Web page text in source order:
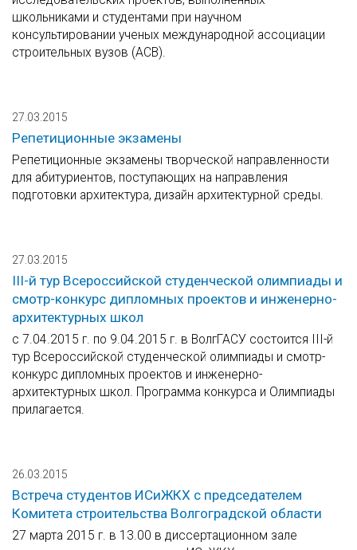
школьниками и студентами при научном
консультировании ученых международной ассоциации
строительных вузов (АСВ).
27.03.2015
Репетиционные экзамены
Репетиционные экзамены творческой направленности
для абитуриентов, поступающих на направления
подготовки архитектура, дизайн архитектурной среды.
27.03.2015
III-й тур Всероссийской студенческой олимпиады и
смотр-конкурс дипломных проектов и инженерно-
архитектурных школ
с 7.04.2015 г. по 9.04.2015 г. в ВолгГАСУ состоится III-й
тур Всероссийской студенческой олимпиады и смотр-
конкурс дипломных проектов и инженерно-
архитектурных школ. Программа конкурса и Олимпиады
прилагается.
26.03.2015
Встреча студентов ИСиЖКХ с председателем
Комитета строительства Волгоградской области
27 марта 2015 г. в 13.00 в диссертационном зале